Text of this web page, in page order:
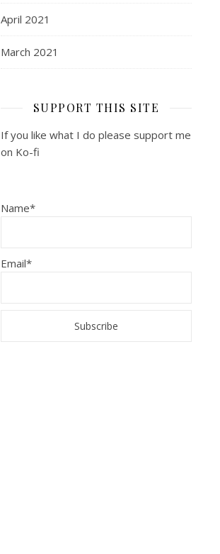
April 2021
March 2021
SUPPORT THIS SITE
If you like what I do please support me
on Ko-fi
Name*
Email*